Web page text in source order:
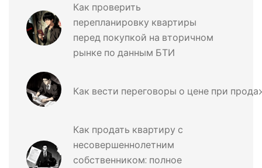
Как проверить
перепланировку квартиры
перед покупкой на вторичном
рынке по данным БТИ
Как вести переговоры о цене при
Как продать квартиру с
несовершеннолетним
собственником: полное